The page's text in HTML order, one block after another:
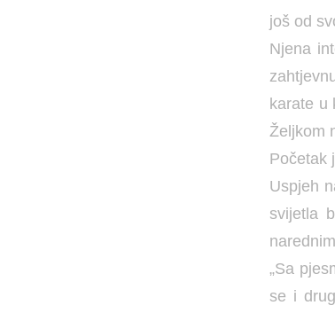
još od
Njena
karate u
Željkom
Početak
Uspjeh
svijetla
„Sa
se i